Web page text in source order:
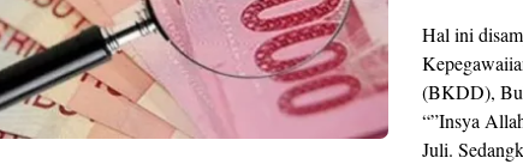
Hal ini
(BKDD),
“”Insya
Juli.